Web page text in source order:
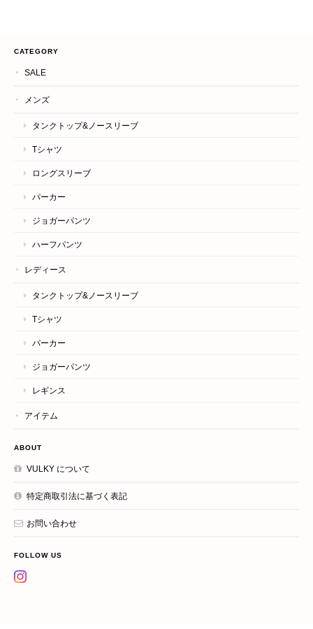
CATEGORY
SALE
メンズ
タンクトップ&ノースリーブ
Tシャツ
ロングスリーブ
パーカー
ジョガーパンツ
ハーフパンツ
レディース
タンクトップ&ノースリーブ
Tシャツ
パーカー
ジョガーパンツ
レギンス
アイテム
ABOUT
VULKY について
特定商取引法に基づく表記
お問い合わせ
FOLLOW US